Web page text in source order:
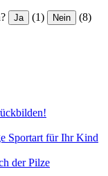
Ja (1) Nein (8)
Sportart für Ihr Kind
der Pilze